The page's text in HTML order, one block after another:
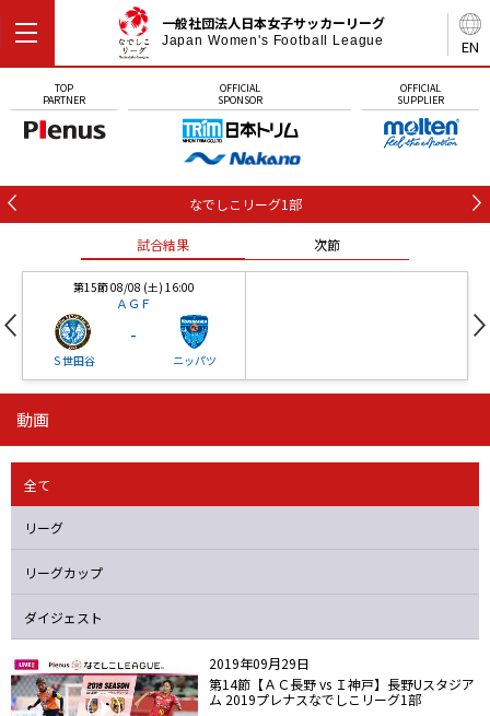
EN
一般社団法人日本女子サッカーリーグ
Japan Women's Football League
TOP
PARTNER
OFFICIAL
SPONSOR
OFFICIAL
SUPPLIER
なでしこリーグ1部
試合結果 次節
第15節 08/08 (土) 16:00
ＡＧＦ
Ｓ世田谷
-
ニッパツ
ニッパツ
ニッパツ 名古屋
石人の星
静岡 愛媛Ｌ
動画
全て
リーグ
リーグカップ
ダイジェスト
2019年09月29日
第14節【ＡＣ長野 vs Ｉ神戸】長野Uスタジア
ム 2019プレナスなでしこリーグ1部